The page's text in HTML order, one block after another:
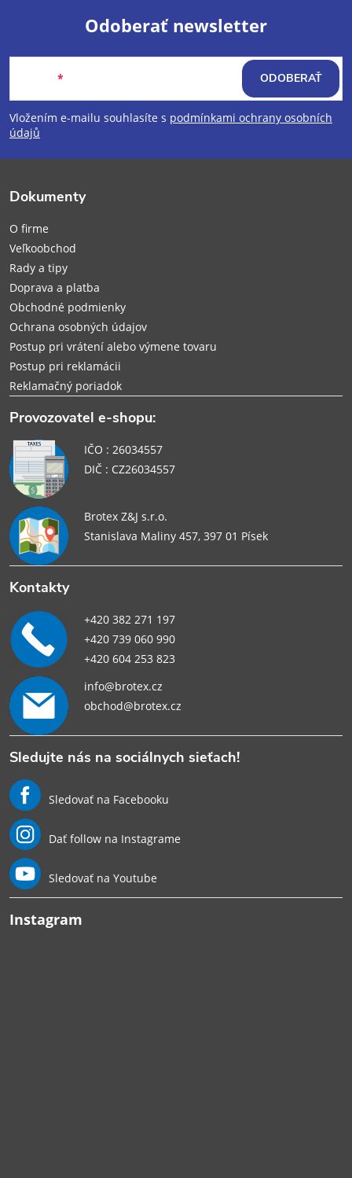
Z
á
p
e
Odoberať newsletter
Vložením e-mailu souhlasíte s podmínkami ochrany osobních
údajů
ODOBERAŤ
Dokumenty
O firme
Veľkoobchod
Rady a tipy
Doprava a platba
Obchodné podmienky
Ochrana osobných údajov
Postup pri vrátení alebo výmene tovaru
Postup pri reklamácii
Reklamačný poriadok
Provozovatel e-shopu:
IČO : 26034557
DIČ : CZ26034557
Brotex Z&J s.r.o.
Stanislava Maliny 457, 397 01 Písek
Kontakty
+420 382 271 197
+420 739 060 990
+420 604 253 823
info@brotex.cz
obchod@brotex.cz
Sledujte nás na sociálnych sieťach!
Sledovať na Facebooku
Dať follow na Instagrame
Sledovať na Youtube
Instagram